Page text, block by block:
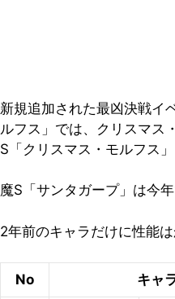
新規追加された最凶決戦イ
ルフス」では、クリスマス
S「クリスマス・モルフス」
魔S「サンタガープ」は今
2年前のキャラだけに性能
No キャ